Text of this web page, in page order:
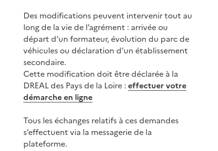
Des modifications peuvent intervenir tout au
long de la vie de l’agrément : arrivée ou
départ d’un formateur, évolution du parc de
véhicules ou déclaration d’un établissement
secondaire.
Cette modification doit être déclarée à la
DREAL des Pays de la Loire : effectuer votre
démarche en ligne
Tous les échanges relatifs à ces demandes
s’effectuent via la messagerie de la
plateforme.